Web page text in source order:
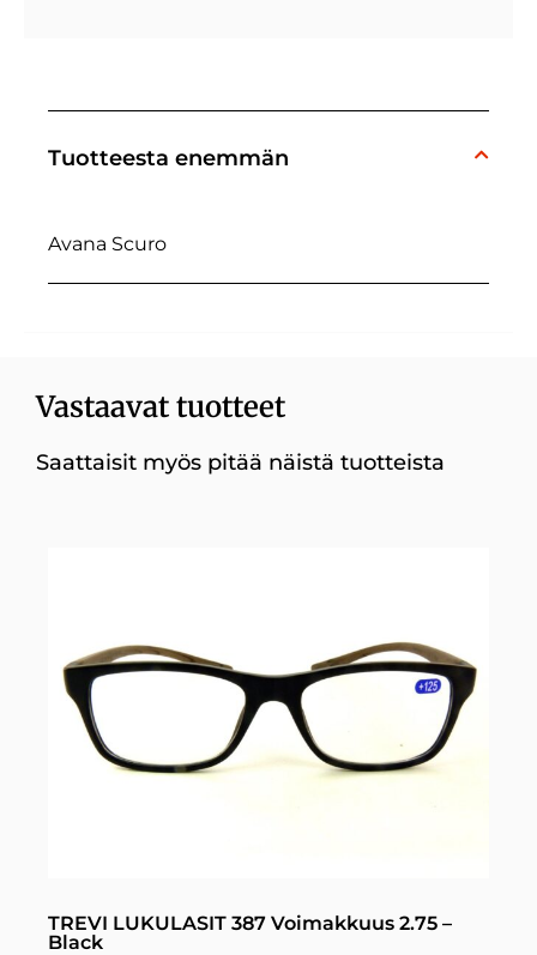
Tuotteesta enemmän
Avana Scuro
Vastaavat tuotteet
Saattaisit myös pitää näistä tuotteista
TREVI LUKULASIT 387 Voimakkuus 2.75 –
Black